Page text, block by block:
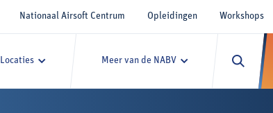
Nationaal Airsoft Centrum Opleidingen Workshops
Locaties Meer van de NABV